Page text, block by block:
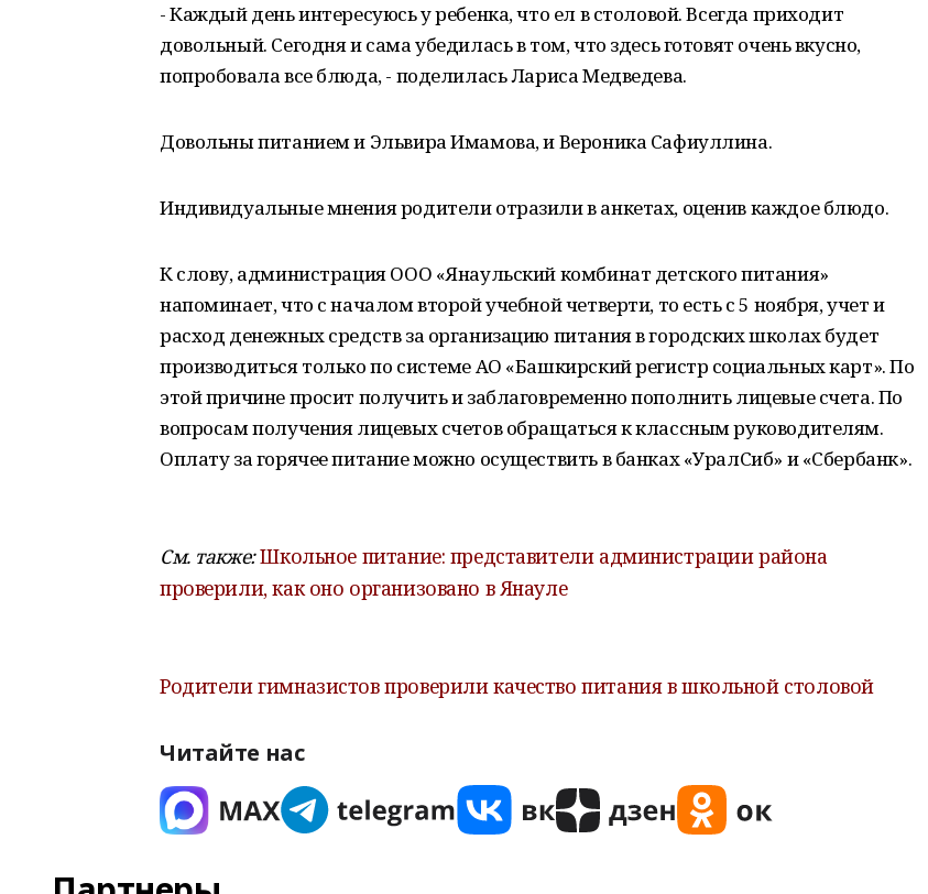
- Каждый день интересуюсь у ребенка, что ел в столовой. Всегда приходит
довольный. Сегодня и сама убедилась в том, что здесь готовят очень вкусно,
попробовала все блюда, - поделилась Лариса Медведева.
Довольны питанием и Эльвира Имамова, и Вероника Сафиуллина.
Индивидуальные мнения родители отразили в анкетах, оценив каждое блюдо.
К слову, администрация ООО «Янаульский комбинат детского питания»
напоминает, что с началом второй учебной четверти, то есть с 5 ноября, учет и
расход денежных средств за организацию питания в городских школах будет
производиться только по системе АО «Башкирский регистр социальных карт». По
этой причине просит получить и заблаговременно пополнить лицевые счета. По
вопросам получения лицевых счетов обращаться к классным руководителям.
Оплату за горячее питание можно осуществить в банках «УралСиб» и «Сбербанк».
См. также:Школьное питание: представители администрации района
проверили, как оно организовано в Янауле
Родители гимназистов проверили качество питания в школьной столовой
Читайте нас